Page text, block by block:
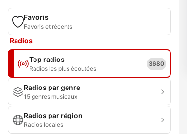
Favoris
Favoris et récents
Radios
Top radios
Radios les plus écoutées
3680
Radios par genre
15 genres musicaux
Radios par région
Radios locales